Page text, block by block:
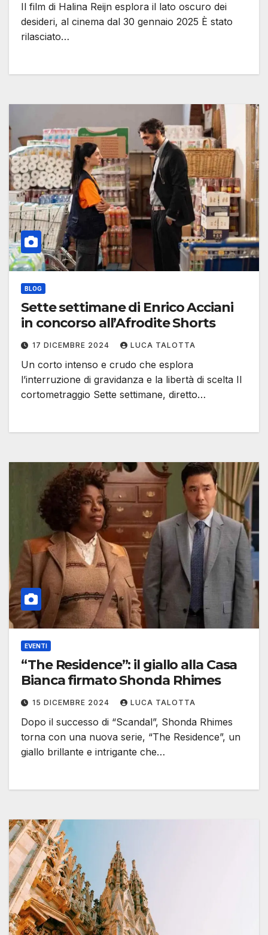
Il film di Halina Reijn esplora il lato oscuro dei
desideri, al cinema dal 30 gennaio 2025 È stato
rilasciato…
BLOG
Sette settimane di Enrico Acciani
in concorso all’Afrodite Shorts
17 DICEMBRE 2024 LUCA TALOTTA
Un corto intenso e crudo che esplora
l’interruzione di gravidanza e la libertà di scelta Il
cortometraggio Sette settimane, diretto…
EVENTI
“The Residence”: il giallo alla Casa
Bianca firmato Shonda Rhimes
15 DICEMBRE 2024 LUCA TALOTTA
Dopo il successo di “Scandal”, Shonda Rhimes
torna con una nuova serie, “The Residence”, un
giallo brillante e intrigante che…